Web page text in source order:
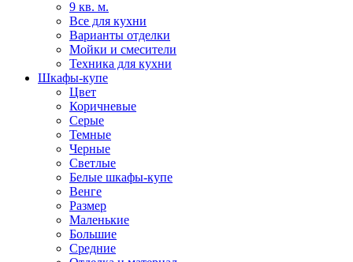
9 кв. м.
Все для кухни
Варианты отделки
Мойки и смесители
Техника для кухни
Шкафы-купе
Цвет
Коричневые
Серые
Темные
Черные
Светлые
Белые шкафы-купе
Венге
Размер
Маленькие
Большие
Средние